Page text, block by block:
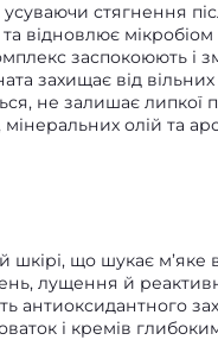
стягнення
та відновлює
заспокоюють і
захищає від вільних
не залишає липкої
олій та
шкірі, що шукає м’яке
лущення й
антиоксидантного
і кремів